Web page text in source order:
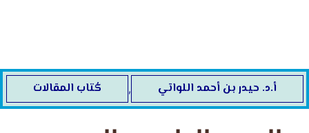
أ.د. ‬حيدر‭ ‬بن‭ ‬أحمد‭ ‬اللواتي , كُتاب المقالات